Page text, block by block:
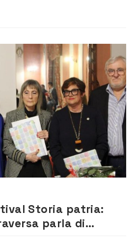
sala di rappresentanza della società
Storia patria:
parla di